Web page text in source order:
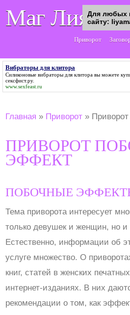
Маг Лия
Приворот
Вибраторы для клитора
Силиконовые вибраторы для клитора вы можете
сексфист.ру.
www.sexfeast.ru
Главная » Приворот »
ПРИВОРОТ
ЭФФЕКТ
ПОБОЧНЫЕ
Тема приворота интересует
только девушек и женщин, но
Естественно, информации об
услуге множество. О
книг, статей в женских
интернет-изданиях. В них
рекомендации о том, как
Для любых
сайту: